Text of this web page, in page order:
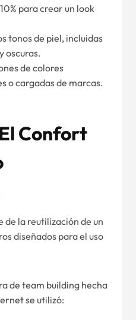
para crear un look
tonos de piel, incluidas
oscuras.
de colores
o cargadas de marcas.
Confort
de la reutilización de un
diseñados para el uso
de team building hecha
se utilizó: